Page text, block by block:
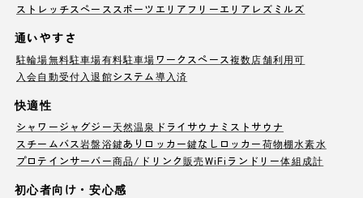
ストレッチスペース スポーツエリア フリーエリア レズミルズ
通いやすさ
駐輪場無料駐車場有料駐車場ワークスペース複数店舗利用可
入会自動受付 入退館システム導入済
快適性
シャワージャグジー天然温泉 ドライサウナ ミストサウナ
スチームバス岩盤浴鍵ありロッカー鍵なしロッカー荷物棚水素水
プロテインサーバー商品/ドリンク販売WiFi ランドリー体組成計
初心者向け・安心感